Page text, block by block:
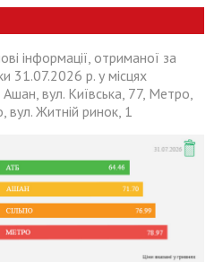
інформації, отриманої за
31.07.2026 р. у місцях
вул. Київська, 77, Метро,
вул. Житній ринок, 1